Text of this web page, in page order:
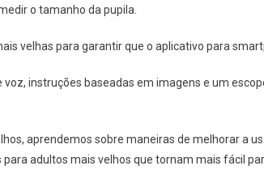
o tamanho da pupila.
velhas para garantir que o aplicativo para
instruções baseadas em imagens e um
aprendemos sobre maneiras de melhorar a
adultos mais velhos que tornam mais fácil